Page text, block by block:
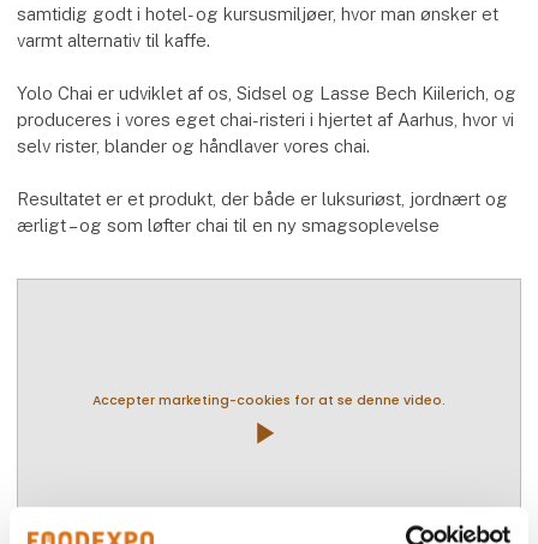
samtidig godt i hotel- og kursusmiljøer, hvor man ønsker et
varmt alternativ til kaffe.
Yolo Chai er udviklet af os, Sidsel og Lasse Bech Kiilerich, og
produceres i vores eget chai-risteri i hjertet af Aarhus, hvor vi
selv rister, blander og håndlaver vores chai.
Resultatet er et produkt, der både er luksuriøst, jordnært og
ærligt – og som løfter chai til en ny smagsoplevelse
Accepter marketing-cookies for at se denne video.
play_arrow